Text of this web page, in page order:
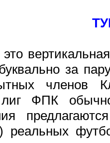
за
членов
лиг ФПК
реальных